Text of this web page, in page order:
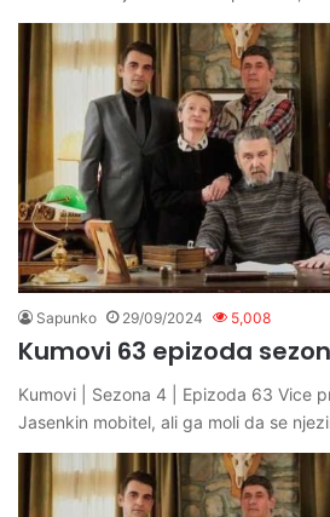
Sapunko 29/09/2024 5,008
Kumovi 63 epizoda
Kumovi | Sezona 4 | Epizoda 63 Vice
Jasenkin mobitel, ali ga moli da se